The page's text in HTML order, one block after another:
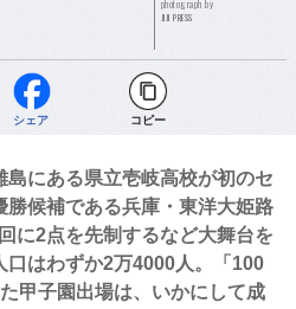
photograph by
JIJI PRESS
シェア コピー
にある県立壱岐高校が初のセ
勝候補である兵庫・東洋大姫路
に2点を先制するなど大舞台を
口はわずか2万4000人。「100
甲子園出場は、いかにして成